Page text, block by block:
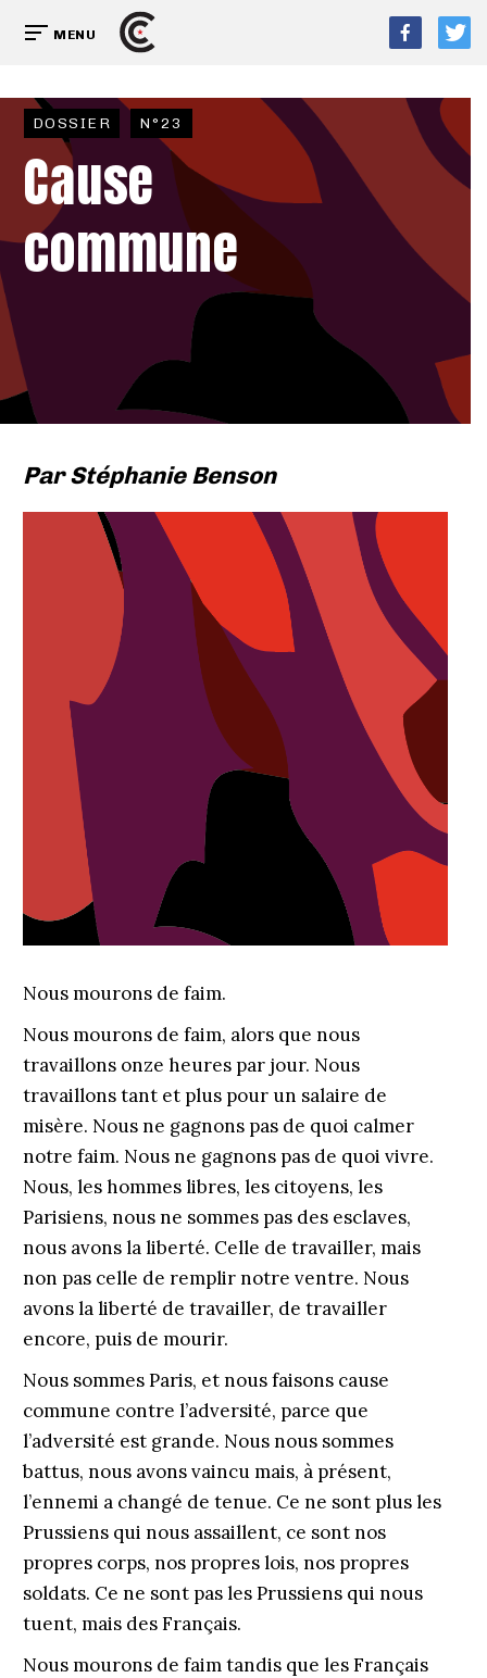
MENU
DOSSIER N°23
Cause
commune
ParStéphanie Benson
Nous mourons de faim.
Nous mourons de faim, alors que nous
travaillons onze heures par jour. Nous
travaillons tant et plus pour un salaire de
misère. Nous ne gagnons pas de quoi calmer
notre faim. Nous ne gagnons pas de quoi vivre.
Nous, les hommes libres, les citoyens, les
Parisiens, nous ne sommes pas des esclaves,
nous avons la liberté. Celle de travailler, mais
non pas celle de remplir notre ventre. Nous
avons la liberté de travailler, de travailler
encore, puis de mourir.
Nous sommes Paris, et nous faisons cause
commune contre l’adversité, parce que
l’adversité est grande. Nous nous sommes
battus, nous avons vaincu mais, à présent,
l’ennemi a changé de tenue. Ce ne sont plus les
Prussiens qui nous assaillent, ce sont nos
propres corps, nos propres lois, nos propres
soldats. Ce ne sont pas les Prussiens qui nous
tuent, mais des Français.
Nous mourons de faim tandis que les Français